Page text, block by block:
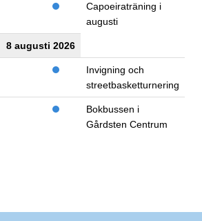
Capoeiraträning i
augusti
8 augusti 2026
Invigning och
streetbasketturnering
Bokbussen i
Gårdsten Centrum